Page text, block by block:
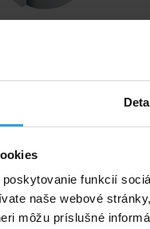
funkcií
naše webové
môžu príslušné
u vás
chlórové ošetrenie
pH-, pH +, tester,